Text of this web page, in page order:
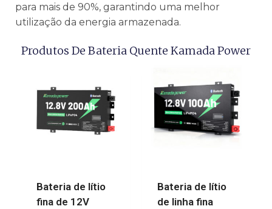
para mais de 90%, garantindo uma melhor
utilização da energia armazenada.
Produtos De Bateria Quente Kamada Power
Bateria de lítio
fina de 12V
Bateria de lítio
de linha fina